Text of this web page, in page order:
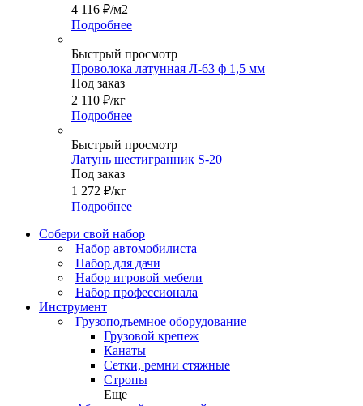
4 116 ₽/м2
Подробнее
Быстрый просмотр
Проволока латунная Л-63 ф 1,5 мм
Под заказ
2 110 ₽/кг
Подробнее
Быстрый просмотр
Латунь шестигранник S-20
Под заказ
1 272 ₽/кг
Подробнее
Собери свой набор
Набор автомобилиста
Набор для дачи
Набор игровой мебели
Набор профессионала
Инструмент
Грузоподъемное оборудование
Грузовой крепеж
Канаты
Сетки, ремни стяжные
Стропы
Еще